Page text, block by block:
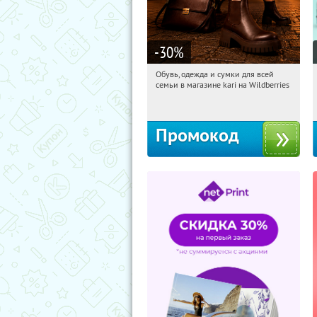
-30%
06:32:50 Получили:
Обувь, одежда и сумки для всей
семьи в магазине kari на Wildberries
Промокод